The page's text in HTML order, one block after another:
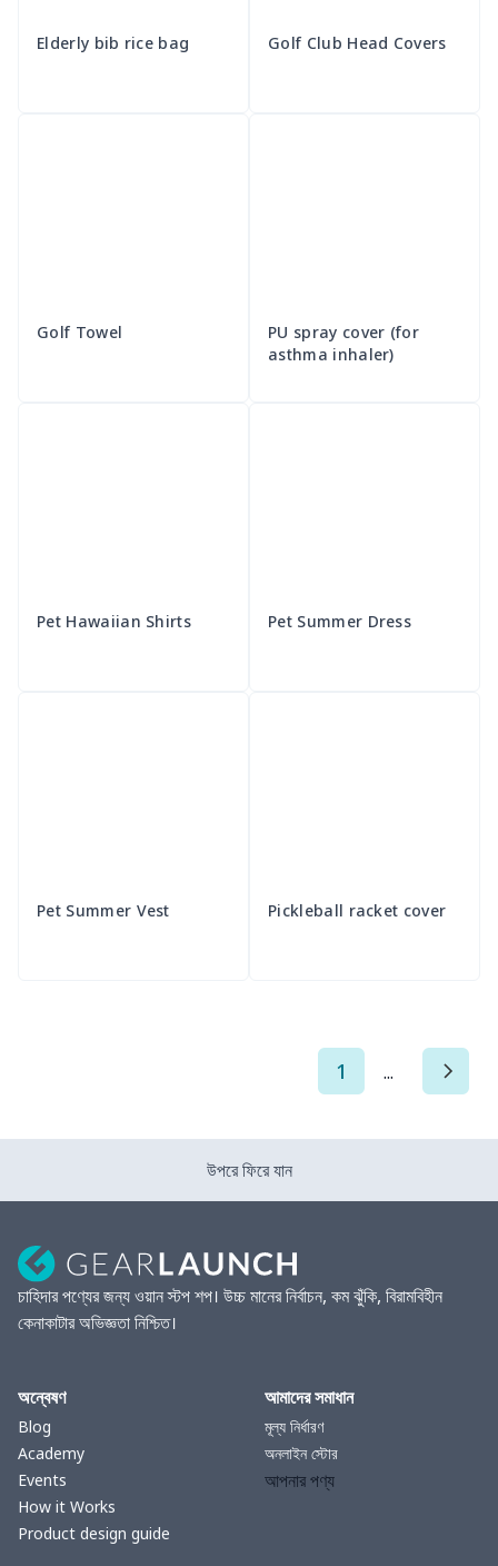
Elderly bib rice bag Golf Club Head Covers
Golf Towel
PU spray cover (for
asthma inhaler)
Pet Hawaiian Shirts Pet Summer Dress
Pet Summer Vest Pickleball racket cover
1 ...
উপরে ফিরে যান
চাহিদার পণ্যের জন্য ওয়ান স্টপ শপ। উচ্চ মানের নির্বাচন, কম ঝুঁকি, বিরামবিহীন
কেনাকাটার অভিজ্ঞতা নিশ্চিত।
অন্বেষণ
Blog
Academy
Events
How it Works
Product design guide
আমাদের সমাধান
মূল্য নির্ধারণ
অনলাইন স্টোর
আপনার পণ্য